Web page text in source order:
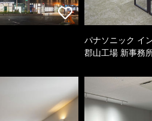
パナソニック イ
郡山工場 新事務